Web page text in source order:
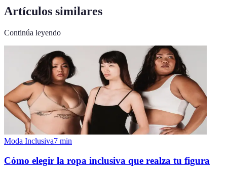
Artículos similares
Continúa leyendo
Moda Inclusiva7 min
Cómo elegir la ropa inclusiva que realza tu figura